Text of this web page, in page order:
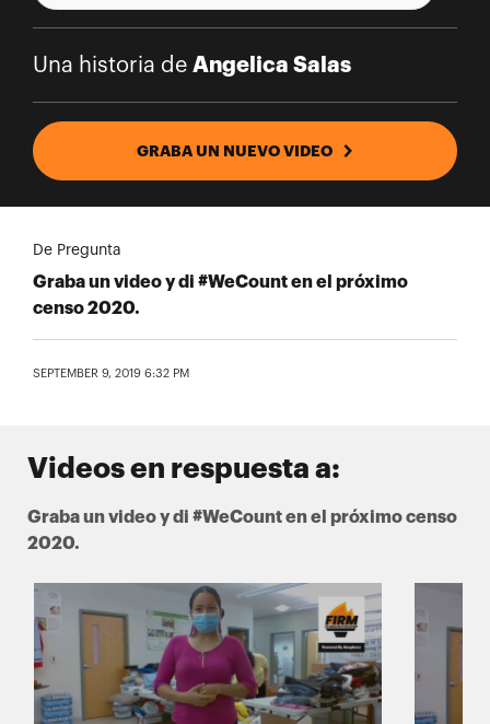
Una historia de Angelica Salas
GRABA UN NUEVO VIDEO
De Pregunta
Graba un video y di #WeCount en el próximo
censo 2020.
SEPTEMBER 9, 2019 6:32 PM
Videos en respuesta a:
Graba un video y di #WeCount en el próximo censo
2020.